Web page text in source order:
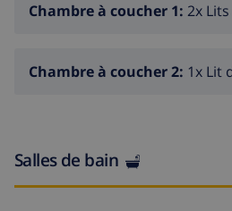
km. Ecole de surf 1.5 km, ecole
Chambre à coucher 1: 2x
Chambre à coucher 2: 1x Lit
Salles de bain